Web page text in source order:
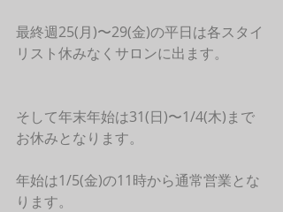
最終週25(月)〜29(金)の平日は各スタイ
リスト休みなくサロンに出ます。
そして年末年始は31(日)〜1/4(木)まで
お休みとなります。
年始は1/5(金)の11時から通常営業とな
ります。